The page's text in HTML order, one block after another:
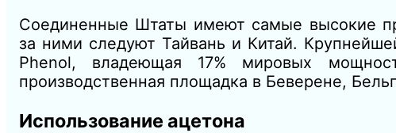
Соединенные Штаты имеют самые высокие
за ними следуют Тайвань и Китай.
Phenol, владеющая 17% мировых
производственная площадка в Беверене,
Использование ацетона